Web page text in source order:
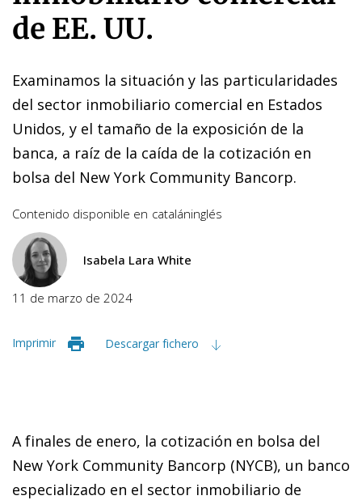
de EE. UU.
Examinamos la situación y las particularidades
del sector inmobiliario comercial en Estados
Unidos, y el tamaño de la exposición de la
banca, a raíz de la caída de la cotización en
bolsa del New York Community Bancorp.
Contenido disponible en cataláninglés
Isabela Lara White
11 de marzo de 2024
Imprimir Descargar fichero
A finales de enero, la cotización en bolsa del
New York Community Bancorp (NYCB), un banco
especializado en el sector inmobiliario de